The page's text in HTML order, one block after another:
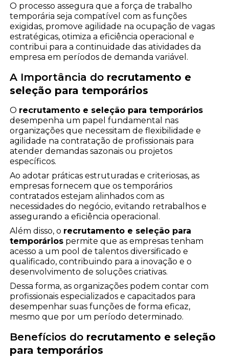
O processo assegura que a força de trabalho
temporária seja compatível com as funções
exigidas, promove agilidade na ocupação de vagas
estratégicas, otimiza a eficiência operacional e
contribui para a continuidade das atividades da
empresa em períodos de demanda variável.
A Importância do recrutamento e
seleção para temporários
O recrutamento e seleção para temporários
desempenha um papel fundamental nas
organizações que necessitam de flexibilidade e
agilidade na contratação de profissionais para
atender demandas sazonais ou projetos
específicos.
Ao adotar práticas estruturadas e criteriosas, as
empresas fornecem que os temporários
contratados estejam alinhados com as
necessidades do negócio, evitando retrabalhos e
assegurando a eficiência operacional.
Além disso, o recrutamento e seleção para
temporários permite que as empresas tenham
acesso a um pool de talentos diversificado e
qualificado, contribuindo para a inovação e o
desenvolvimento de soluções criativas.
Dessa forma, as organizações podem contar com
profissionais especializados e capacitados para
desempenhar suas funções de forma eficaz,
mesmo que por um período determinado.
Benefícios do recrutamento e seleção
para temporários